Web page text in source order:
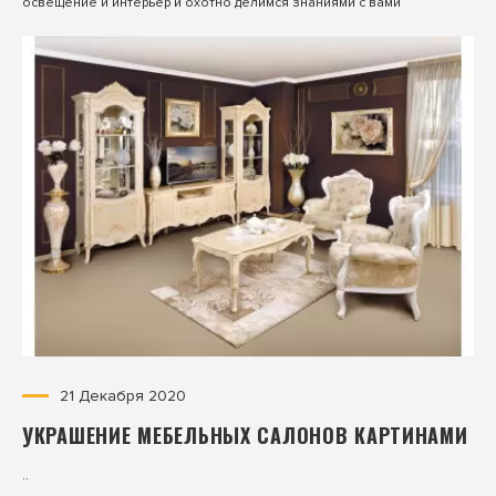
21 Декабря 2020
УКРАШЕНИЕ МЕБЕЛЬНЫХ САЛОНОВ КАРТИНАМИ
..